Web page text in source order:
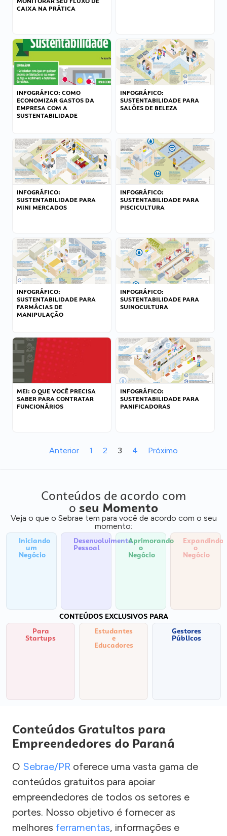
CAIXA NA PRÁTICA
INFOGRÁFICO: COMO
ECONOMIZAR GASTOS DA
EMPRESA COM A
SUSTENTABILIDADE
INFOGRÁFICO:
SUSTENTABILIDADE PARA
SALÕES DE BELEZA
INFOGRÁFICO:
SUSTENTABILIDADE PARA
MINI MERCADOS
INFOGRÁFICO:
SUSTENTABILIDADE PARA
PISCICULTURA
INFOGRÁFICO:
SUSTENTABILIDADE PARA
FARMÁCIAS DE
MANIPULAÇÃO
INFOGRÁFICO:
SUSTENTABILIDADE PARA
SUINOCULTURA
MEI: O QUE VOCÊ PRECISA
SABER PARA CONTRATAR
FUNCIONÁRIOS
INFOGRÁFICO:
SUSTENTABILIDADE PARA
PANIFICADORAS
Anterior 1 2 3 4 Próximo
Conteúdos de acordo com
o seu Momento
Veja o que o Sebrae tem para você de acordo com o seu
momento:
Iniciando
um
Negócio
Desenvolvimento
Pessoal
Aprimorando
o
Negócio
Expandindo
o
Negócio
CONTEÚDOS EXCLUSIVOS PARA
Para
Startups
Estudantes
e
Educadores
Gestores
Públicos
Conteúdos Gratuitos para
Empreendedores do Paraná
O Sebrae/PR oferece uma vasta gama de
conteúdos gratuitos para apoiar
empreendedores de todos os setores e
portes. Nosso objetivo é fornecer as
melhores ferramentas, informações e